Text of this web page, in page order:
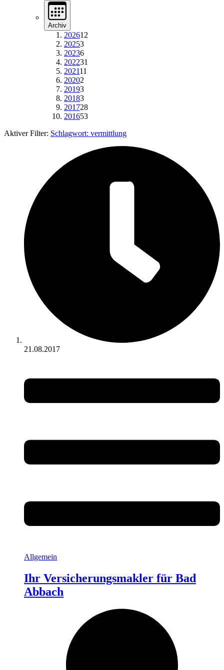
Archiv
202612
20253
20236
202231
202111
20202
20193
20183
201728
201653
Aktiver Filter: Schlagwort: vermittlung
21.08.2017
Allgemein
Ihr Versicherungsmakler für Bad
Abbach